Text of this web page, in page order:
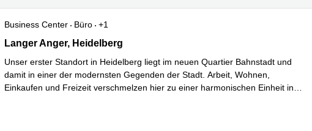
Business Center Büro
+1
Langer Anger 7-9, Heidelberg
Langer Anger, Heidelberg
Unser erster Standort in Heidelberg liegt im neuen Quartier Bahnstadt und
damit in einer der modernsten Gegenden der Stadt. Arbeit, Wohnen,
Einkaufen und Freizeit verschmelzen hier zu einer harmonischen Einheit in